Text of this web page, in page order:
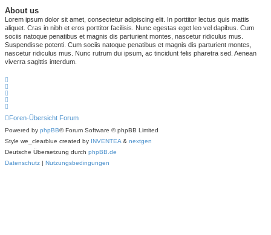
About us
Lorem ipsum dolor sit amet, consectetur adipiscing elit. In porttitor lectus quis mattis
aliquet. Cras in nibh et eros porttitor facilisis. Nunc egestas eget leo vel dapibus. Cum
sociis natoque penatibus et magnis dis parturient montes, nascetur ridiculus mus.
Suspendisse potenti. Cum sociis natoque penatibus et magnis dis parturient montes,
nascetur ridiculus mus. Nunc rutrum dui ipsum, ac tincidunt felis pharetra sed. Aenean
viverra sagittis interdum.
Foren-Übersicht Forum
Powered by phpBB® Forum Software © phpBB Limited
Style we_clearblue created by INVENTEA & nextgen
Deutsche Übersetzung durch phpBB.de
Datenschutz | Nutzungsbedingungen